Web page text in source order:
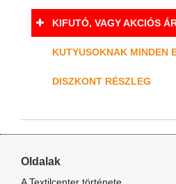
KIFUTÓ, VAGY AKCIÓS
KUTYUSOKNAK MINDEN
DISZKONT RÉSZLEG
Oldalak